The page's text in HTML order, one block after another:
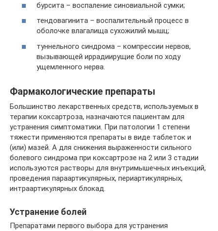
бурсита – воспаление синовиальной сумки;
тендовагинита – воспалительный процесс в
оболочке влагалища сухожилий мышц;
туннельного синдрома – компрессии нервов,
вызывающей иррадиирущие боли по ходу
ущемленного нерва.
Фармакологические препараты
Большинство лекарственных средств, используемых в
терапии коксартроза, назначаются пациентам для
устранения симптоматики. При патологии 1 степени
тяжести применяются препараты в виде таблеток и
(или) мазей. А для снижения выраженности сильного
болевого синдрома при коксартрозе на 2 или 3 стадии
используются растворы для внутримышечных инъекций,
проведения параартикулярных, периартикулярных,
интраартикулярных блокад.
Устранение болей
Препаратами первого выбора для устранения